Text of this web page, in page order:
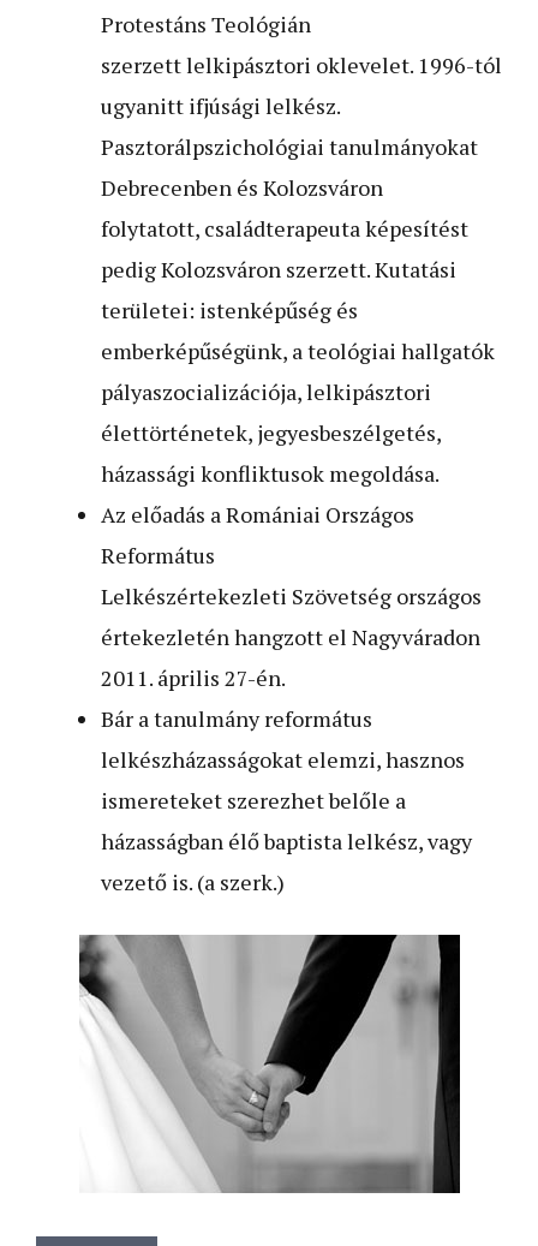
Protestáns Teológián
szerzett lelkipásztori oklevelet. 1996-tól
ugyanitt ifjúsági lelkész.
Pasztorálpszichológiai tanulmányokat
Debrecenben és Kolozsváron
folytatott, családterapeuta képesítést
pedig Kolozsváron szerzett. Kutatási
területei: istenképűség és
emberképűségünk, a teológiai hallgatók
pályaszocializációja, lelkipásztori
élettörténetek, jegyesbeszélgetés,
házassági konfliktusok megoldása.
Az előadás a Romániai Országos
Református
Lelkészértekezleti Szövetség országos
értekezletén hangzott el Nagyváradon
2011. április 27-én.
Bár a tanulmány református
lelkészházasságokat elemzi, hasznos
ismereteket szerezhet belőle a
házasságban élő baptista lelkész, vagy
vezető is. (a szerk.)